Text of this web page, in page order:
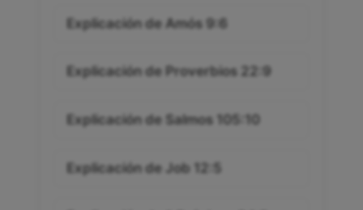
Explicación de Amós 9:6
Explicación de Proverbios 22:9
Explicación de Salmos 105:10
Explicación de Job 12:5